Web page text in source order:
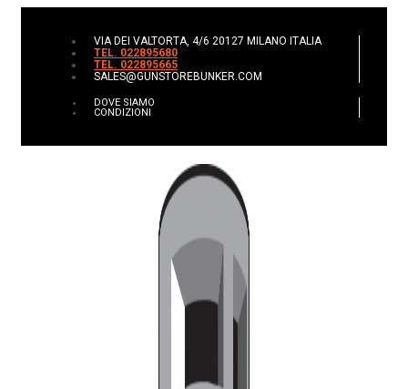
VIA DEI VALTORTA, 4/6 20127 MILANO ITALIA
TEL. 022895680
TEL. 022895665
SALES@GUNSTOREBUNKER.COM
DOVE SIAMO
CONDIZIONI